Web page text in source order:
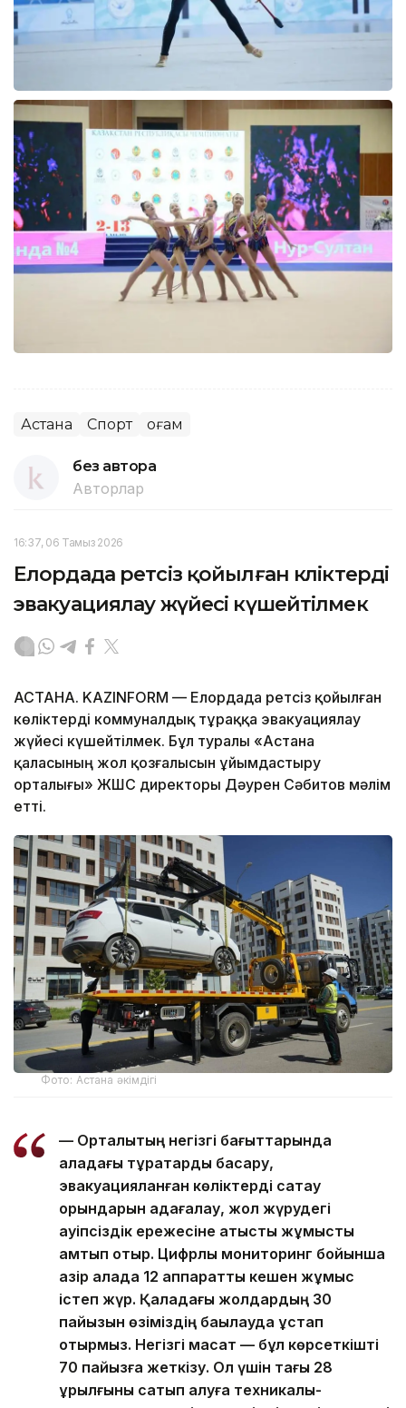
Астана Спорт Қоғам
без автора
Авторлар
16:37, 06 Тамыз 2026
Елордада ретсіз қойылған көліктерді
эвакуациялау жүйесі күшейтілмек
АСТАНА. KAZINFORM — Елордада ретсіз қойылған
көліктерді коммуналдық тұраққа эвакуациялау
жүйесі күшейтілмек. Бұл туралы «Астана
қаласының жол қозғалысын ұйымдастыру
орталығы» ЖШС директоры Дәурен Сәбитов мәлім
етті.
Фото: Астана әкімдігі
— Орталықтың негізгі бағыттарында
қаладағы тұрақтарды басқару,
эвакуацияланған көліктерді сақтау
орындарын қадағалау, жол жүрудегі
қауіпсіздік ережесіне қатысты жұмысты
қамтып отыр. Цифрлық мониторинг бойынша
қазір қалада 12 аппараттық кешен жұмыс
істеп жүр. Қаладағы жолдардың 30
пайызын өзіміздің бақылауда ұстап
отырмыз. Негізгі мақсат — бұл көрсеткішті
70 пайызға жеткізу. Ол үшін тағы 28
құрылғыны сатып алуға техникалық-